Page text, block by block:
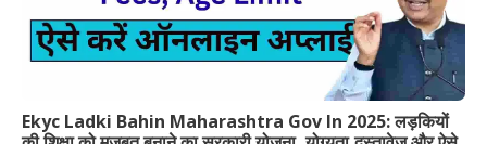
Ekyc Ladki Bahin Maharashtra Gov In 2025: लड़कियों